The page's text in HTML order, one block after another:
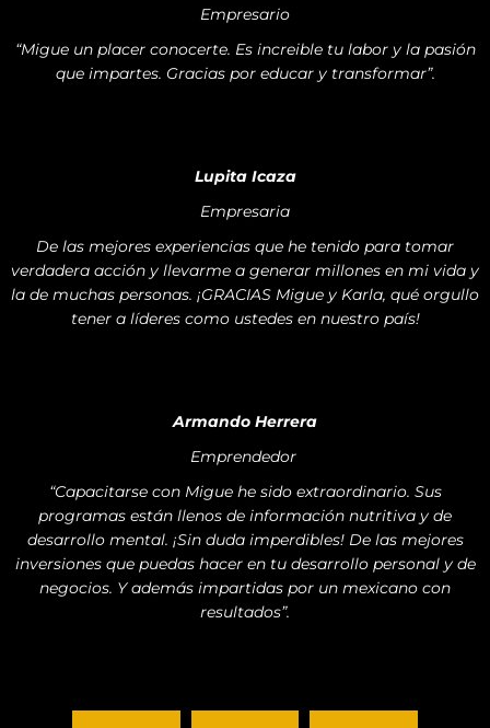
Empresario
“Migue un placer conocerte. Es increible tu labor y la pasión
que impartes. Gracias por educar y transformar”.
Lupita Icaza
Empresaria
De las mejores experiencias que he tenido para tomar
verdadera acción y llevarme a generar millones en mi vida y
la de muchas personas. ¡GRACIAS Migue y Karla, qué orgullo
tener a líderes como ustedes en nuestro país!
Armando Herrera
Emprendedor
“Capacitarse con Migue he sido extraordinario. Sus
programas están llenos de información nutritiva y de
desarrollo mental. ¡Sin duda imperdibles! De las mejores
inversiones que puedas hacer en tu desarrollo personal y de
negocios. Y además impartidas por un mexicano con
resultados”.